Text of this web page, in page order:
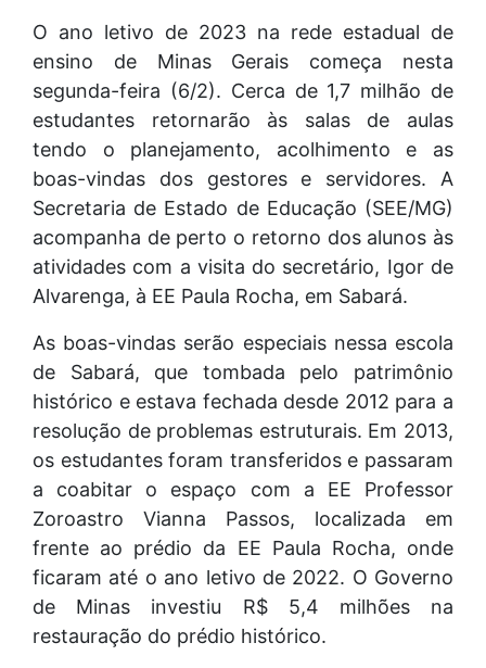
O ano letivo de 2023 na rede estadual de
ensino de Minas Gerais começa nesta
segunda-feira (6/2). Cerca de 1,7 milhão de
estudantes retornarão às salas de aulas
tendo o planejamento, acolhimento e as
boas-vindas dos gestores e servidores. A
Secretaria de Estado de Educação (SEE/MG)
acompanha de perto o retorno dos alunos às
atividades com a visita do secretário, Igor de
Alvarenga, à EE Paula Rocha, em Sabará.
As boas-vindas serão especiais nessa escola
de Sabará, que tombada pelo patrimônio
histórico e estava fechada desde 2012 para a
resolução de problemas estruturais. Em 2013,
os estudantes foram transferidos e passaram
a coabitar o espaço com a EE Professor
Zoroastro Vianna Passos, localizada em
frente ao prédio da EE Paula Rocha, onde
ficaram até o ano letivo de 2022. O Governo
de Minas investiu R$ 5,4 milhões na
restauração do prédio histórico.